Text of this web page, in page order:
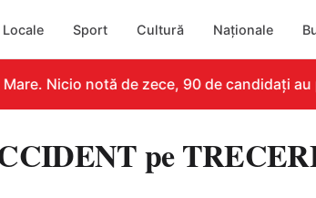
Locale Sport Cultură Naționale
Nicio notă de zece, 90 de candidați au
pe